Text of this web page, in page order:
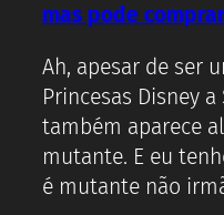
mas pode
Ah, apesar de ser
Princesas Disney
também aparece
mutante. E eu
é mutante não